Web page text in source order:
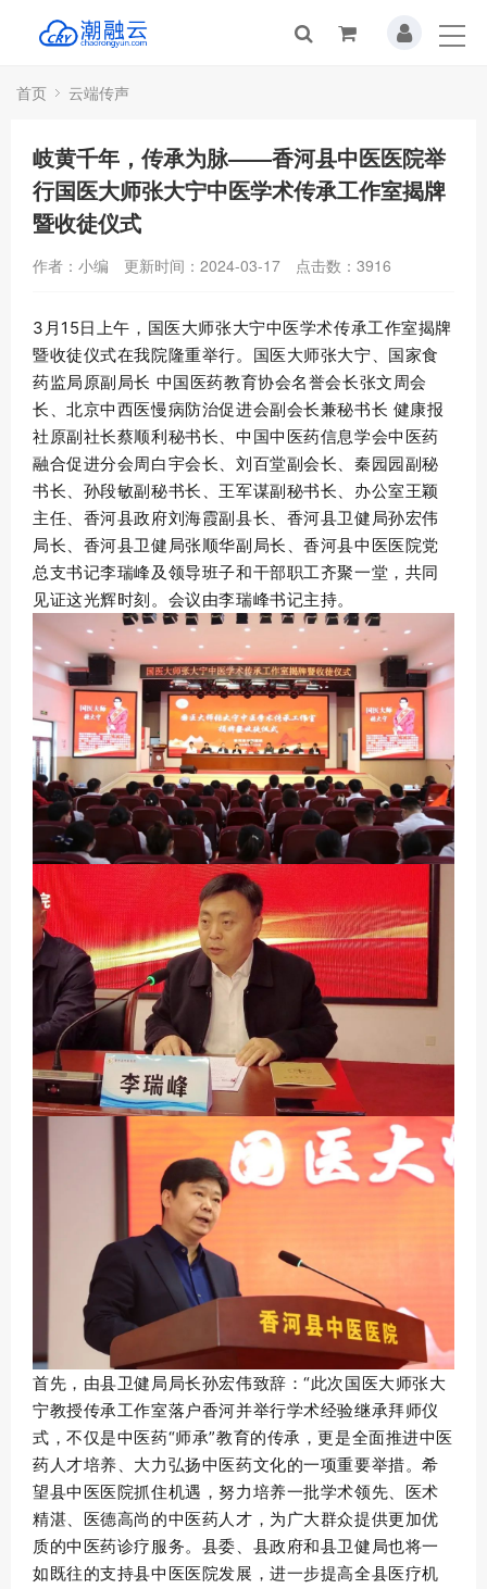
首页 云端传声
岐黄千年，传承为脉——香河县中医医院举
行国医大师张大宁中医学术传承工作室揭牌
暨收徒仪式
作者：小编 更新时间：2024-03-17 点击数： 3916
3月15日上午，国医大师张大宁中医学术传承工作室揭牌
暨收徒仪式在我院隆重举行。国医大师张大宁、国家食
药监局原副局长 中国医药教育协会名誉会长张文周会
长、北京中西医慢病防治促进会副会长兼秘书长 健康报
社原副社长蔡顺利秘书长、中国中医药信息学会中医药
融合促进分会周白宇会长、刘百堂副会长、秦园园副秘
书长、孙段敏副秘书长、王军谋副秘书长、办公室王颖
主任、香河县政府刘海霞副县长、香河县卫健局孙宏伟
局长、香河县卫健局张顺华副局长、香河县中医医院党
总支书记李瑞峰及领导班子和干部职工齐聚一堂，共同
见证这光辉时刻。会议由李瑞峰书记主持。
首先，由县卫健局局长孙宏伟致辞：“此次国医大师张大
宁教授传承工作室落户香河并举行学术经验继承拜师仪
式，不仅是中医药“师承”教育的传承，更是全面推进中医
药人才培养、大力弘扬中医药文化的一项重要举措。希
望县中医医院抓住机遇，努力培养一批学术领先、医术
精湛、医德高尚的中医药人才，为广大群众提供更加优
质的中医药诊疗服务。县委、县政府和县卫健局也将一
如既往的支持县中医医院发展，进一步提高全县医疗机